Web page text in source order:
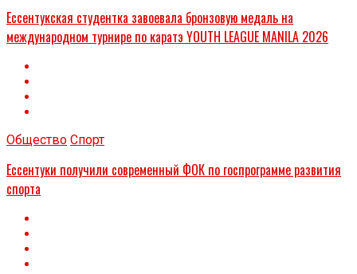
Ессентукская студентка завоевала бронзовую медаль на
международном турнире по каратэ YOUTH LEAGUE MANILA 2026
Общество Спорт
Ессентуки получили современный ФОК по госпрограмме развития
спорта